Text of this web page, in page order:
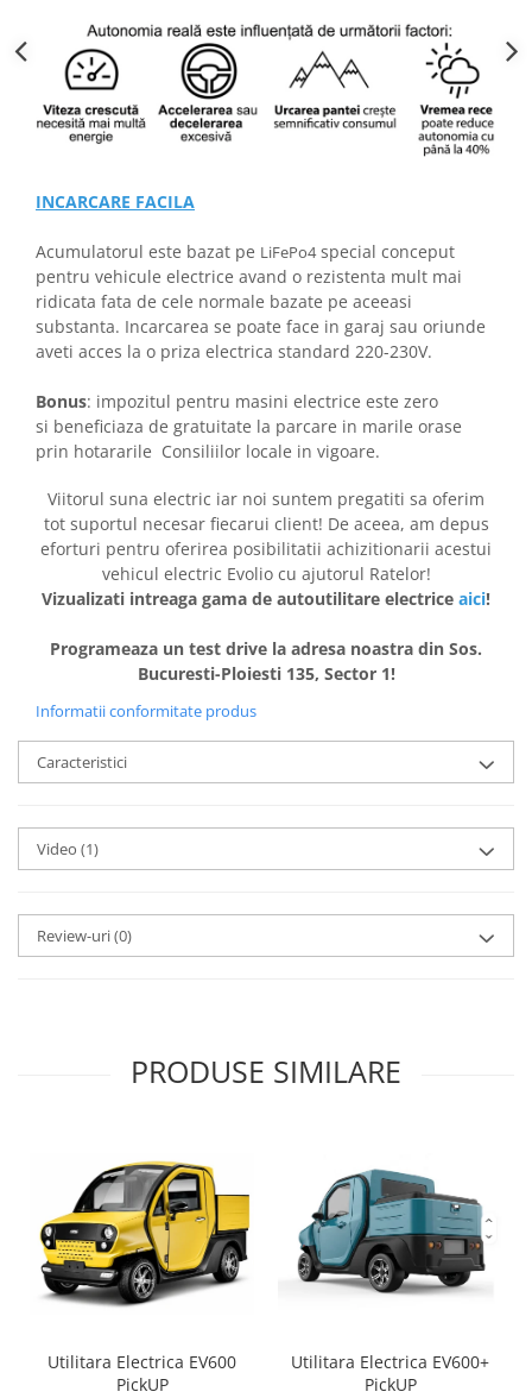
INCARCARE FACILA
Acumulatorul este bazat pe LiFePo4special conceput
pentru vehicule electrice avand o rezistenta mult mai
ridicata fata de cele normale bazate pe aceeasi
substanta. Incarcarea se poate face in garaj sau oriunde
aveti acces la o priza electrica standard 220-230V.
Bonus: impozitul pentru masini electrice este zero
si beneficiaza de gratuitate la parcare in marile orase
prin hotararile Consiliilor locale in vigoare.
Viitorul suna electric iar noi suntem pregatiti sa oferim
tot suportul necesar fiecarui client! De aceea, am depus
eforturi pentru oferirea posibilitatii achizitionarii acestui
vehicul electric Evolio cu ajutorul Ratelor!
Vizualizati intreaga gama de autoutilitare electrice aici!
Programeaza un test drive la adresa noastra din Sos.
Bucuresti-Ploiesti 135, Sector 1!
Informatii conformitate produs
Caracteristici
Video (1)
Review-uri(0)
PRODUSE SIMILARE
Utilitara Electrica EV600
PickUP
Utilitara Electrica EV600+
PickUP